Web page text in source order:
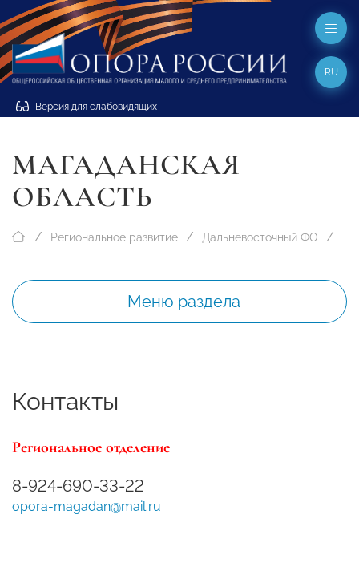
Версия для слабовидящих
RU
МАГАДАНСКАЯ
ОБЛАСТЬ
Региональное развитие Дальневосточный ФО
Меню раздела
Контакты
Региональное отделение
8-924-690-33-22
opora-magadan@mail.ru